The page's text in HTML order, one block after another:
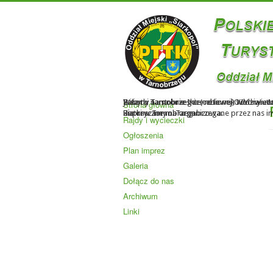
Witamy na stronie Internetowej Oddziału
Zapraszamy na organizowane przez nas
Jezioro Tarnobrzeskie - zbiornik wodny
Siarki w Tarnobrzegu.
Zabytki Tarnobrzega: (od lewej) XIV -
Historyczne m. Tarnobrzega.
Strona główna
Rajdy i wycieczki
Ogłoszenia
Plan imprez
Galeria
Dołącz do nas
Archiwum
Linki